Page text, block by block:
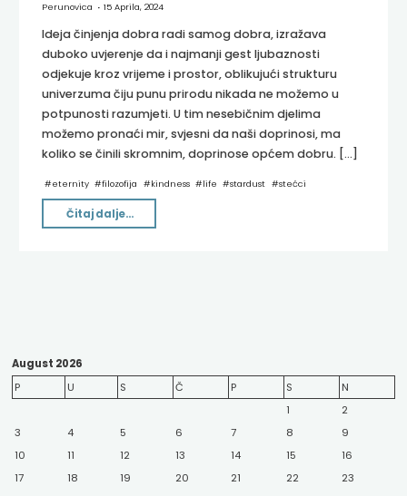
Perunovica 15 Aprila, 2024
Ideja činjenja dobra radi samog dobra, izražava
duboko uvjerenje da i najmanji gest ljubaznosti
odjekuje kroz vrijeme i prostor, oblikujući strukturu
univerzuma čiju punu prirodu nikada ne možemo u
potpunosti razumjeti. U tim nesebičnim djelima
možemo pronaći mir, svjesni da naši doprinosi, ma
koliko se činili skromnim, doprinose općem dobru. […]
#eternity #filozofija #kindness #life #stardust #stećci
Čitaj dalje...
zvjezdane
August 2026
P
U S Č P S
N
1
2
3
4 5 6 7 8
9
10
11 12 13 14 15
16
17
18 19 20 21 22
23